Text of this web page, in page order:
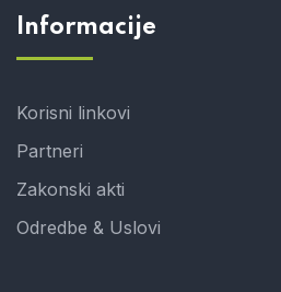
Informacije
Korisni linkovi
Partneri
Zakonski akti
Odredbe & Uslovi